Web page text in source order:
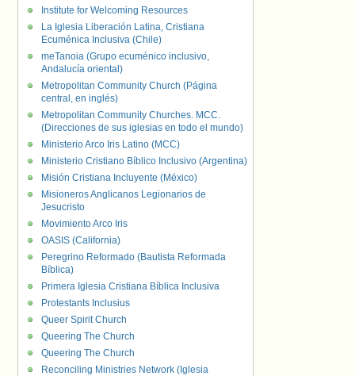
Institute for Welcoming Resources
La Iglesia Liberación Latina, Cristiana
Ecuménica Inclusiva (Chile)
meTanoia (Grupo ecuménico inclusivo,
Andalucía oriental)
Metropolitan Community Church (Página
central, en inglés)
Metropolitan Community Churches. MCC.
(Direcciones de sus iglesias en todo el mundo)
Ministerio Arco Iris Latino (MCC)
Ministerio Cristiano Bíblico Inclusivo (Argentina)
Misión Cristiana Incluyente (México)
Misioneros Anglicanos Legionarios de
Jesucristo
Movimiento Arco Iris
OASIS (California)
Peregrino Reformado (Bautista Reformada
Bíblica)
Primera Iglesia Cristiana Bíblica Inclusiva
Protestants Inclusius
Queer Spirit Church
Queering The Church
Queering The Church
Reconciling Ministries Network (Iglesia